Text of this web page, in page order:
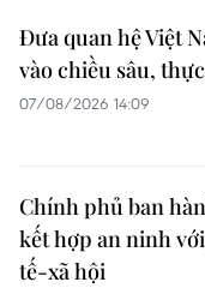
Đưa quan hệ Việt
vào chiều sâu,
07/08/2026 14:09
Chính phủ ban
kết hợp an ninh
tế-xã hội